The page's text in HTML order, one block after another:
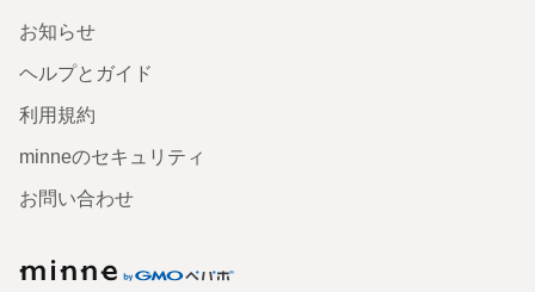
お知らせ
ヘルプとガイド
利用規約
minneのセキュリティ
お問い合わせ